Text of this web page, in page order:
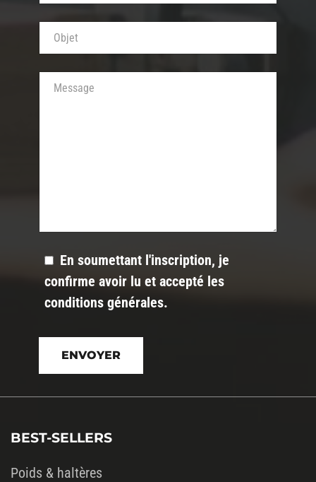
Objet de votre message (obligatoire)
Votre message
En soumettant l'inscription, je
confirme avoir lu et accepté les
conditions générales.
Veuillez
laisser
ce
champ
BEST-SELLERS
Poids & haltères